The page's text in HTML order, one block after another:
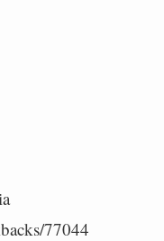
77044